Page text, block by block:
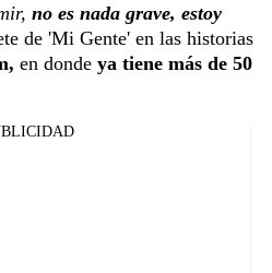
no es nada grave, estoy
de 'Mi Gente' en las historias
en donde ya tiene más de 50